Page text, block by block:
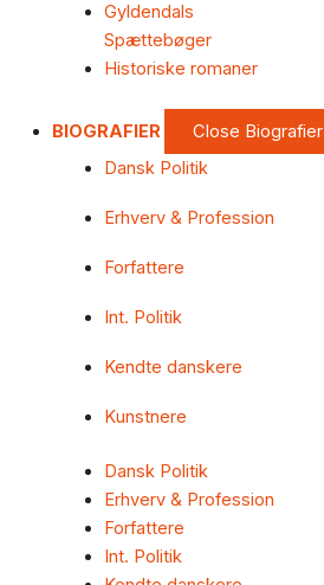
Gyldendals
Spættebøger
Historiske romaner
BIOGRAFIER Close Biografier
Dansk Politik
Erhverv & Profession
Forfattere
Int. Politik
Kendte danskere
Kunstnere
Dansk Politik
Erhverv & Profession
Forfattere
Int. Politik